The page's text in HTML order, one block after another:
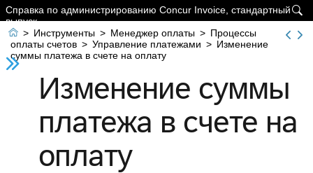

Справка по администрированию Concur Invoice, стандартный
выпуск
 > Инструменты > Менеджер оплаты > Процессы
оплаты счетов > Управление платежами > Изменение
суммы платежа в счете на оплату
Изменение суммы
платежа в счете на
оплату